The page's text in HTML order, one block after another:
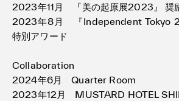
2023年11月 『美の起原展2023』 奨
2023年8月 『Independent Tokyo
特別アワード
Collaboration
2024年6月 Quarter Room
2023年12月 MUSTARD HOTEL